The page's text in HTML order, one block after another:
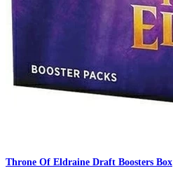
Throne Of Eldraine Draft Boosters Box